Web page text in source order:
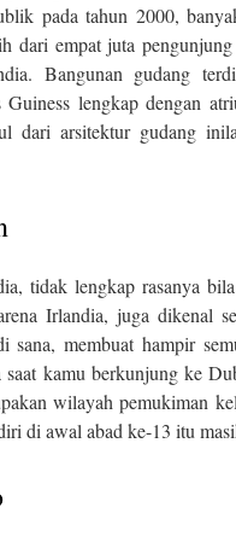
pada tahun 2000,
dari empat juta
Bangunan gudang
Guiness lengkap dengan
dari arsitektur gudang
tidak lengkap rasanya
Irlandia, juga dikenal
sana, membuat hampir
saat kamu berkunjung ke
wilayah pemukiman
di awal abad ke-13 itu